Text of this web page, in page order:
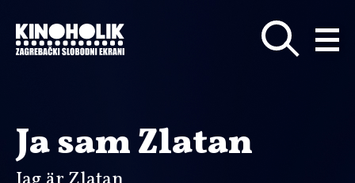
glavni
sadržaj
Ja sam Zlatan